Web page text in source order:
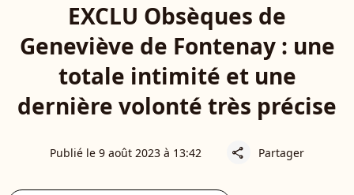
EXCLU Obsèques de
Geneviève de Fontenay : une
totale intimité et une
dernière volonté très précise
Publié le 9 août 2023 à 13:42 share Partager